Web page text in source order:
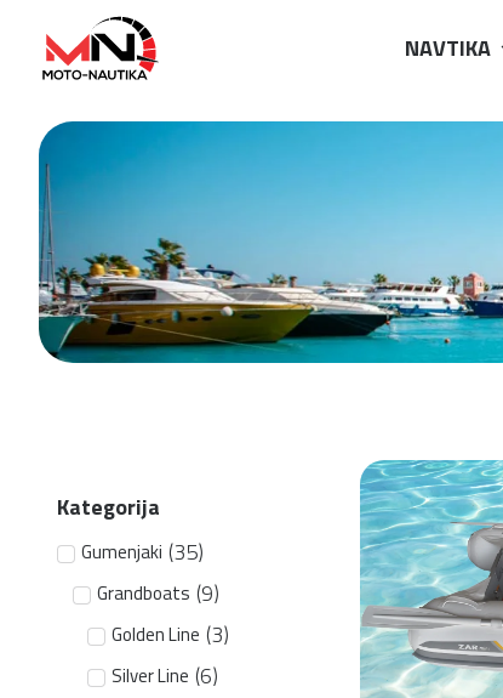
NAVTIKA
Kategorija
Gumenjaki (35)
Grandboats (9)
Golden Line (3)
Silver Line (6)